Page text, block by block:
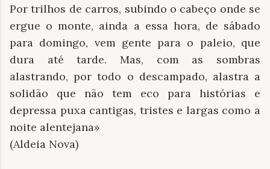
Por trilhos de carros, subindo o cabeço onde se
ergue o monte, ainda a essa hora, de sábado
para domingo, vem gente para o paleio, que
dura até tarde. Mas, com as sombras
alastrando, por todo o descampado, alastra a
solidão que não tem eco para histórias e
depressa puxa cantigas, tristes e largas como a
noite alentejana»
(Aldeia Nova)